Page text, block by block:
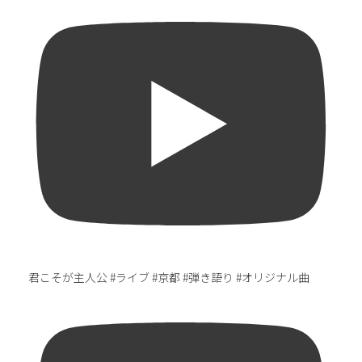
君こそが主人公 #ライブ #京都 #弾き語り #オリジナル曲